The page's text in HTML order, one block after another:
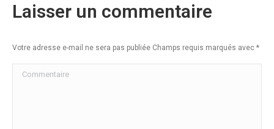
Laisser un commentaire
Votre adresse e-mail ne sera pas publiée Champs requis marqués avec *
Commentaire